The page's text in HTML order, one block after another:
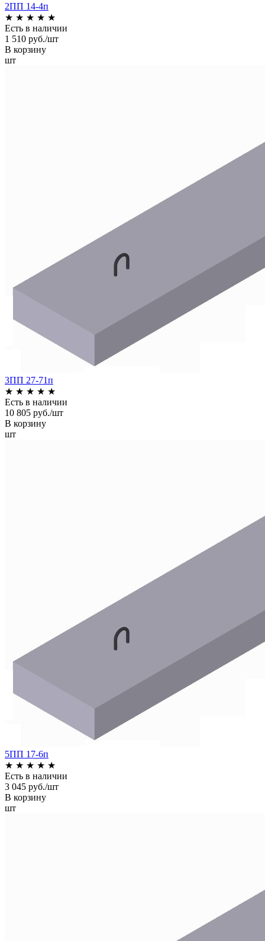
2ПП 14-4п
★ ★ ★ ★ ★
Есть в наличии
1 510 руб./шт
В корзину
шт
3ПП 27-71п
★ ★ ★ ★ ★
Есть в наличии
10 805 руб./шт
В корзину
шт
5ПП 17-6п
★ ★ ★ ★ ★
Есть в наличии
3 045 руб./шт
В корзину
шт